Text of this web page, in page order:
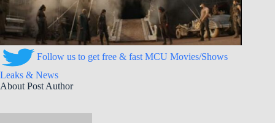
Follow us to get free & fast MCU Movies/Shows
Leaks & News
About Post Author